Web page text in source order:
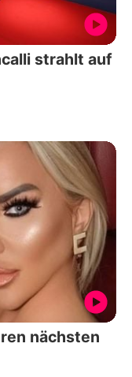
strahlt auf
nächsten